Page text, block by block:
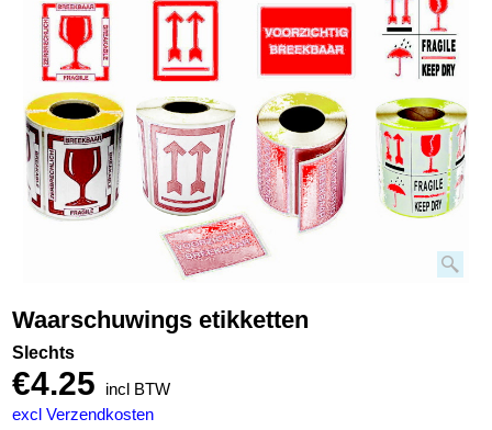
Waarschuwings etikketten
Slechts
€4.25
incl BTW
excl Verzendkosten